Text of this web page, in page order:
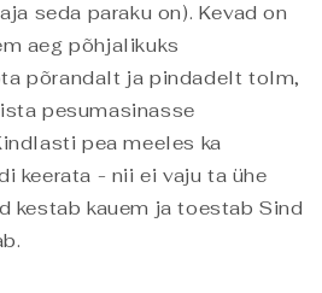
seda paraku on). Kevad on
aeg põhjalikuks
põrandalt ja pindadelt tolm,
pesumasinasse
pea meeles ka
keerata - nii ei vaju ta ühe
kestab kauem ja toestab Sind